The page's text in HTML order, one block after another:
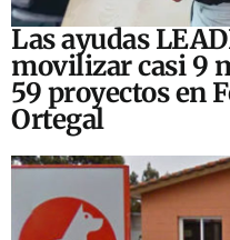
Las ayudas
movilizar casi 9
59 proyectos en
Ortegal